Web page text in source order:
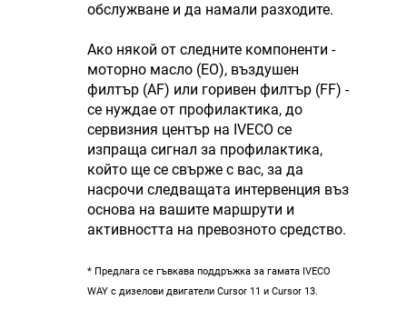
обслужване и да намали разходите.
Ако някой от следните компоненти -
моторно масло (EO), въздушен
филтър (AF) или горивен филтър (FF) -
се нуждае от профилактика, до
сервизния център на IVECO се
изпраща сигнал за профилактика,
който ще се свърже с вас, за да
насрочи следващата интервенция въз
основа на вашите маршрути и
активността на превозното средство.
* Предлага се гъвкава поддръжка за гамата IVECO
WAY с дизелови двигатели Cursor 11 и Cursor 13.